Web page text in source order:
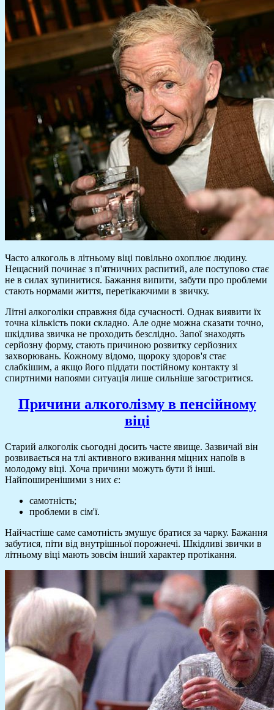
Часто алкоголь в літньому віці повільно охоплює людину.
Нещасний починає з п'ятничних распитий, але поступово стає
не в силах зупинитися. Бажання випити, забути про проблеми
стають нормами життя, перетікаючими в звичку.
Літні алкоголіки справжня біда сучасності. Однак виявити їх
точна кількість поки складно. Але одне можна сказати точно,
шкідлива звичка не проходить безслідно. Запої знаходять
серйозну форму, стають причиною розвитку серйозних
захворювань. Кожному відомо, щороку здоров'я стає
слабкішим, а якщо його піддати постійному контакту зі
спиртними напоями ситуація лише сильніше загостритися.
Причини алкоголізму в пенсійному
віці
Старий алкоголік сьогодні досить часте явище. Зазвичай він
розвивається на тлі активного вживання міцних напоїв в
молодому віці. Хоча причини можуть бути й інші.
Найпоширенішими з них є:
самотність;
проблеми в сім'ї.
Найчастіше саме самотність змушує братися за чарку. Бажання
забутися, піти від внутрішньої порожнечі. Шкідливі звички в
літньому віці мають зовсім інший характер протікання.